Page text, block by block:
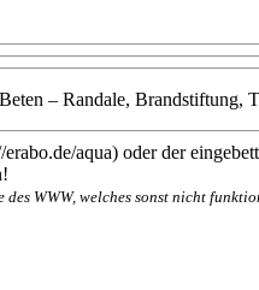
– Randale, Brandstiftung,
aqua) oder der
WWW, welches sonst nicht